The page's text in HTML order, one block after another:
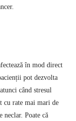
în mod direct
pot dezvolta
când stresul
cu rate mai mari de
neclar. Poate că